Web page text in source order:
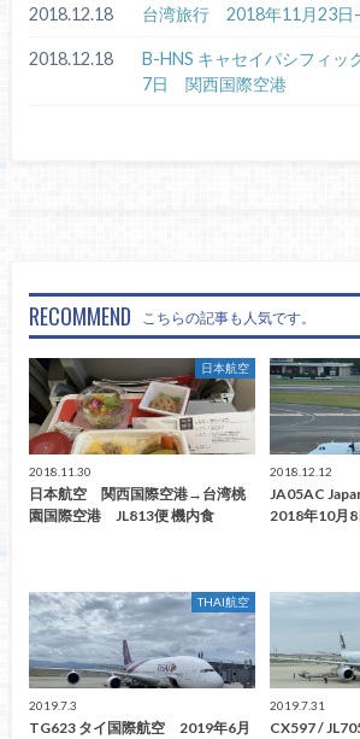
2018.12.18 台湾旅行 2018年11月23
2018.12.18
B-HNS キャセイパシフィ
7日 関西国際空港
RECOMMEND こちらの記事も人気です。
日本航空
2018.11.30
日本航空 関西国際空港→台湾桃
園国際空港 JL813便 機内食
2018.12.12
JA05AC
2018年10
THAI航空
2019.7.3
TG623 タイ国際航空 2019年6月
2019.7.31
CX597 /